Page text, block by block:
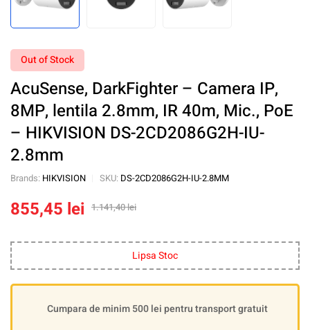
Out of Stock
AcuSense, DarkFighter – Camera IP,
8MP, lentila 2.8mm, IR 40m, Mic., PoE
– HIKVISION DS-2CD2086G2H-IU-
2.8mm
Brands: HIKVISION SKU: DS-2CD2086G2H-IU-2.8MM
1.141,40lei
855,45 lei
Lipsa Stoc
Cumpara de minim 500 lei pentru transport gratuit